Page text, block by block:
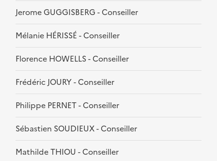
Jerome GUGGISBERG - Conseiller
Mélanie HÉRISSÉ - Conseiller
Florence HOWELLS - Conseiller
Frédéric JOURY - Conseiller
Philippe PERNET - Conseiller
Sébastien SOUDIEUX - Conseiller
Mathilde THIOU - Conseiller